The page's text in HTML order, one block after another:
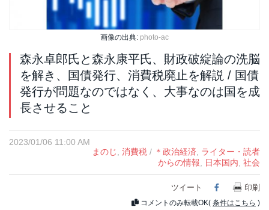
画像の出典: photo-ac
森永卓郎氏と森永康平氏、財政破綻論の洗脳
を解き、国債発行、消費税廃止を解説 / 国債
発行が問題なのではなく、大事なのは国を成
長させること
2023/01/06 11:00 AM
まのじ, 消費税 / ＊政治経済, ライター・読者
からの情報, 日本国内, 社会
ツイート Facebook
印刷
コメントのみ転載OK( 条件はこちら )